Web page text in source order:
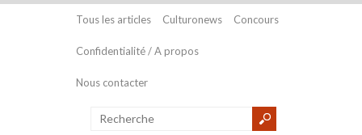
Tous les articles Culturonews Concours
Confidentialité / A propos
Nous contacter